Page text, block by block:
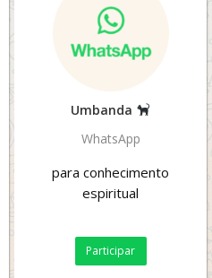
Umbanda
WhatsApp
para conhecimento
espiritual
Participar